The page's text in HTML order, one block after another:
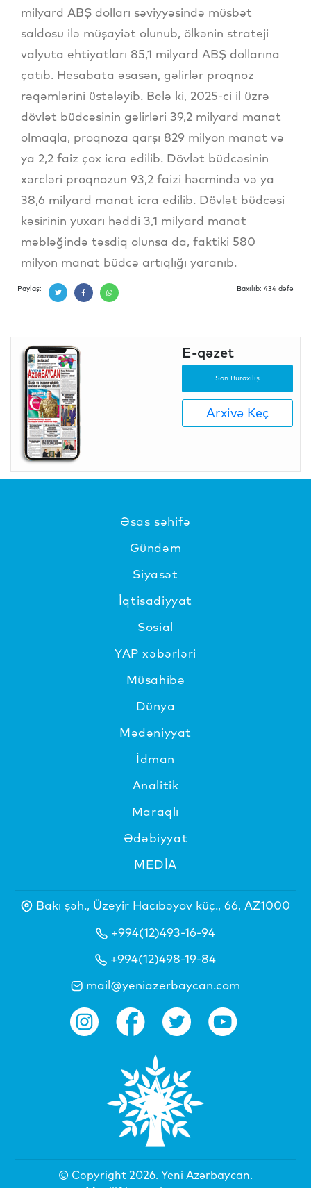
milyard ABŞ dolları səviyyəsində müsbət
saldosu ilə müşayiət olunub, ölkənin strateji
valyuta ehtiyatları 85,1 milyard ABŞ dollarına
çatıb. Hesabata əsasən, gəlirlər proqnoz
rəqəmlərini üstələyib. Belə ki, 2025-ci il üzrə
dövlət büdcəsinin gəlirləri 39,2 milyard manat
olmaqla, proqnoza qarşı 829 milyon manat və
ya 2,2 faiz çox icra edilib. Dövlət büdcəsinin
xərcləri proqnozun 93,2 faizi həcmində və ya
38,6 milyard manat icra edilib. Dövlət büdcəsi
kəsirinin yuxarı həddi 3,1 milyard manat
məbləğində təsdiq olunsa da, faktiki 580
milyon manat büdcə artıqlığı yaranıb.
Paylaş: Baxılıb: 434 dəfə
E-qəzet
Son Buraxılış
Arxivə Keç
Əsas səhifə
Gündəm
Siyasət
İqtisadiyyat
Sosial
YAP xəbərləri
Müsahibə
Dünya
Mədəniyyat
İdman
Analitik
Maraqlı
Ədəbiyyat
MEDİA
Bakı şəh., Üzeyir Hacıbəyov küç., 66, AZ1000
+994(12)493-16-94
+994(12)498-19-84
mail@yeniazerbaycan.com
© Copyright 2026. Yeni Azərbaycan.